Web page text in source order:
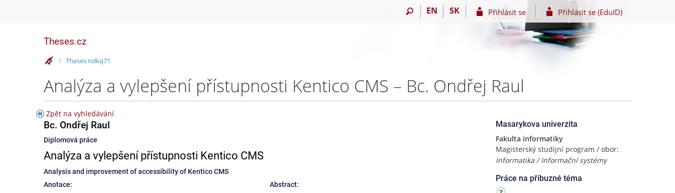
EN SK Přihlásit se Přihlásit se (EduID)
Theses.cz
>
Theses ndkq71
Analýza a vylepšení přístupnosti Kentico CMS – Bc. Ondřej Raul
Zpět na vyhledávání
Bc. Ondřej Raul
Diplomová práce
Analýza a vylepšení přístupnosti Kentico CMS
Analysis and improvement of accessibility of Kentico CMS
Anotace:
Abstract:
Masarykova univerzita
Fakulta informatiky
Magisterský studijní program / obor:
Informatika / Informační systémy
Práce na příbuzné téma